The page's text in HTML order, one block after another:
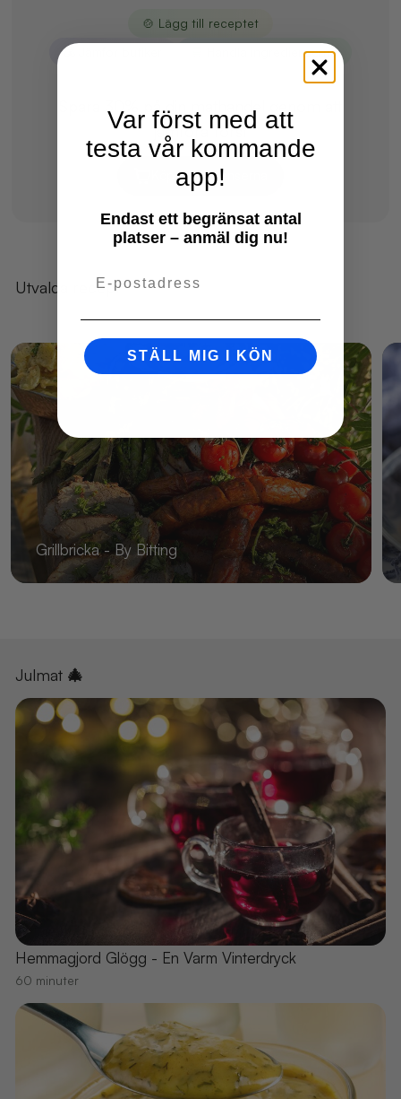
🍲 Lägg till receptet
💰 Jämför butiker
🛒 Handla ingredienserna
Spara 30% på din mathandel genom att
jämföra först
Köp ingredienserna
Utvalda recept
Grillbricka - By Bitting
Julmat 🎄
Hemmagjord Glögg - En Varm Vinterdryck
60 minuter
Var först med att
testa vår kommande
app!
Endast ett begränsat antal
platser – anmäl dig nu!
STÄLL MIG I KÖN